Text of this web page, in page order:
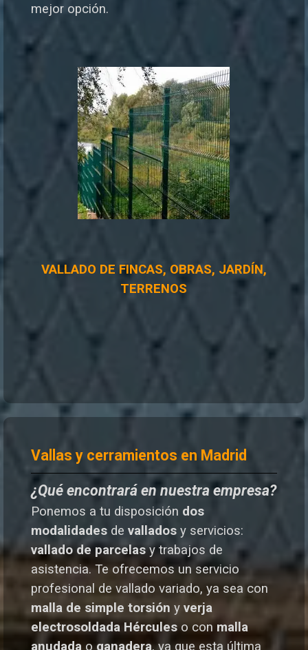
mejor opción.
VALLADO DE FINCAS, OBRAS, JARDÍN,
TERRENOS
Vallas y cerramientos en Madrid
¿Qué encontrará en nuestra empresa?
Ponemos a tu disposición dos
modalidades de vallados y servicios:
vallado de parcelas y trabajos de
asistencia. Te ofrecemos un servicio
profesional de vallado variado, ya sea con
malla de simple torsión y verja
electrosoldada Hércules o con malla
anudada o ganadera, ya que esta última